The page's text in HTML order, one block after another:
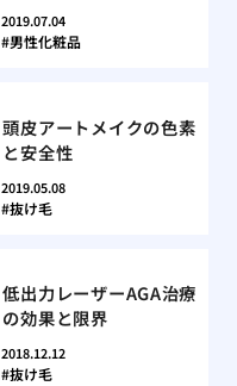
2019.07.04
男性化粧品
頭皮アートメイクの色素
と安全性
2019.05.08
抜け毛
低出力レーザーAGA治療
の効果と限界
2018.12.12
抜け毛